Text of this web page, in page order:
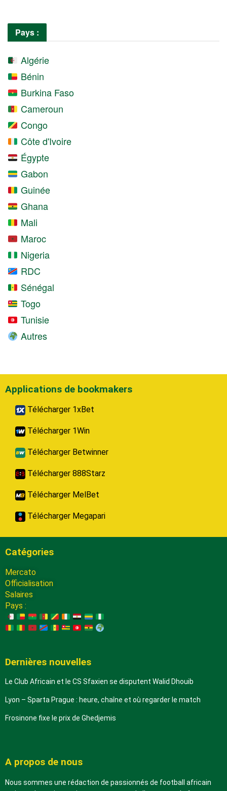
Pays :
Algérie
Bénin
Burkina Faso
Cameroun
Congo
Côte d'Ivoire
Égypte
Gabon
Guinée
Ghana
Mali
Maroc
Nigeria
RDC
Sénégal
Togo
Tunisie
Autres
Applications de bookmakers
Télécharger 1xBet
Télécharger 1Win
Télécharger Betwinner
Télécharger 888Starz
Télécharger MelBet
Télécharger Megapari
Catégories
Mercato
Officialisation
Salaires
Pays :
Dernières nouvelles
Le Club Africain et le CS Sfaxien se disputent Walid Dhouib
Lyon – Sparta Prague : heure, chaîne et où regarder le match
Frosinone fixe le prix de Ghedjemis
A propos de nous
Nous sommes une rédaction de passionnés de football africain